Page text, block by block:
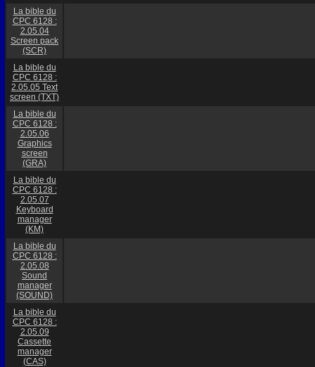
La bible du
CPC 6128 :
2.05.04
Screen pack
(SCR)
La bible du
CPC 6128 :
2.05.05 Text
screen (TXT)
La bible du
CPC 6128 :
2.05.06
Graphics
screen
(GRA)
La bible du
CPC 6128 :
2.05.07
Keyboard
manager
(KM)
La bible du
CPC 6128 :
2.05.08
Sound
manager
(SOUND)
La bible du
CPC 6128 :
2.05.09
Cassette
manager
(CAS)